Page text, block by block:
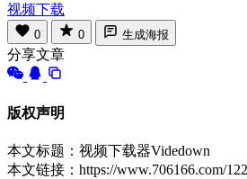
视频下载
0 0 生成海报
分享文章
版权声明
本文标题：视频下载器Videdown
本文链接：https://www.706166.com/